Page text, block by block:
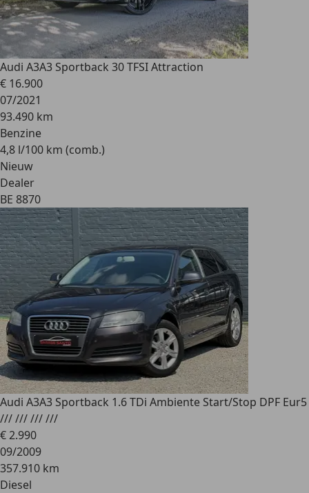
Audi A3A3 Sportback 30 TFSI Attraction
€ 16.900
07/2021
93.490 km
Benzine
4,8 l/100 km (comb.)
Nieuw
Dealer
BE 8870
Audi A3A3 Sportback 1.6 TDi Ambiente Start/Stop DPF Eur5
/// /// /// ///
€ 2.990
09/2009
357.910 km
Diesel